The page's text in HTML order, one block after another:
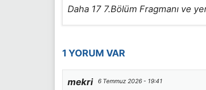
Daha 17 7.Bölüm Fragmanı ve
1 YORUM VAR
mekri 6 Temmuz 2026 - 19:41